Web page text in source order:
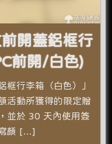
開蓋鋁框行
前開/白色)
框行李箱（白色）」
活動所獲得的限定贈
並於 30 天內使用簽
寫顏 […]